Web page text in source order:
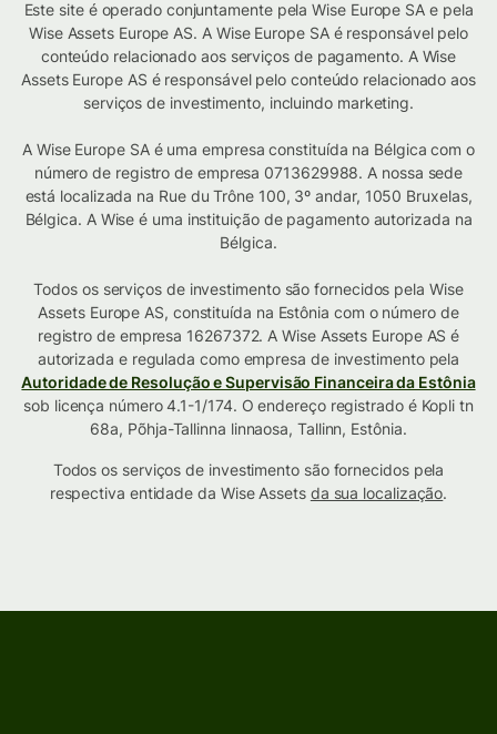
Este site é operado conjuntamente pela Wise Europe SA e pela
Wise Assets Europe AS. A Wise Europe SA é responsável pelo
conteúdo relacionado aos serviços de pagamento. A Wise
Assets Europe AS é responsável pelo conteúdo relacionado aos
serviços de investimento, incluindo marketing.
A Wise Europe SA é uma empresa constituída na Bélgica com o
número de registro de empresa 0713629988. A nossa sede
está localizada na Rue du Trône 100, 3º andar, 1050 Bruxelas,
Bélgica. A Wise é uma instituição de pagamento autorizada na
Bélgica.
Todos os serviços de investimento são fornecidos pela Wise
Assets Europe AS, constituída na Estônia com o número de
registro de empresa 16267372. A Wise Assets Europe AS é
autorizada e regulada como empresa de investimento pela
Autoridade de Resolução e Supervisão Financeira da Estônia
sob licença número 4.1-1/174. O endereço registrado é Kopli tn
68a, Põhja-Tallinna linnaosa, Tallinn, Estônia.
Todos os serviços de investimento são fornecidos pela
respectiva entidade da Wise Assets da sua localização.